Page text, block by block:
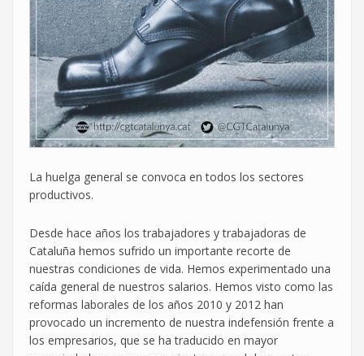
La huelga general se convoca en todos los sectores
productivos.
Desde hace años los trabajadores y trabajadoras de
Cataluña hemos sufrido un importante recorte de
nuestras condiciones de vida. Hemos experimentado una
caída general de nuestros salarios. Hemos visto como las
reformas laborales de los años 2010 y 2012 han
provocado un incremento de nuestra indefensión frente a
los empresarios, que se ha traducido en mayor